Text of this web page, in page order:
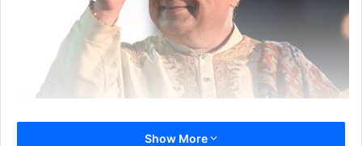
हम बात कर रहे हैं भजन सम्राट अनूप जलोटा की जो इन दिनों ‘बिग बॉस 12’ का
Show More